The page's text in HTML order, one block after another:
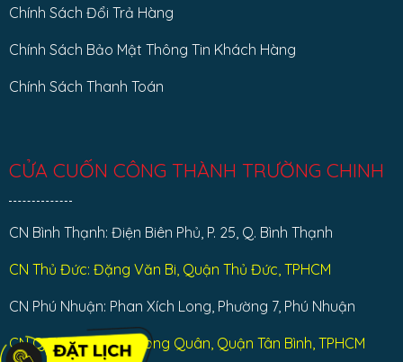
Chính Sách Đổi Trả Hàng
Chính Sách Bảo Mật Thông Tin Khách Hàng
Chính Sách Thanh Toán
CỬA CUỐN CÔNG THÀNH TRƯỜNG CHINH
CN Bình Thạnh: Điện Biên Phủ, P. 25, Q. Bình Thạnh
CN Thủ Đức: Đặng Văn Bi, Quận Thủ Đức, TPHCM
CN Phú Nhuận: Phan Xích Long, Phường 7, Phú Nhuận
CN Q Tân Bình: Lạc Long Quân, Quận Tân Bình, TPHCM